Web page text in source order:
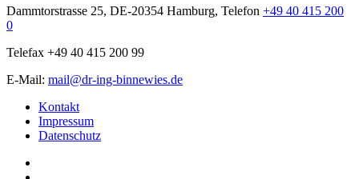
Dammtorstrasse 25, DE-20354 Hamburg, Telefon +49 40 415 200
0
Telefax +49 40 415 200 99
E-Mail: mail@dr-ing-binnewies.de
Kontakt
Impressum
Datenschutz